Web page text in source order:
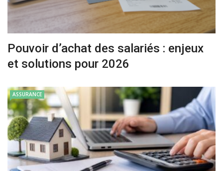
Pouvoir d’achat des salariés : enjeux
et solutions pour 2026
ASSURANCE